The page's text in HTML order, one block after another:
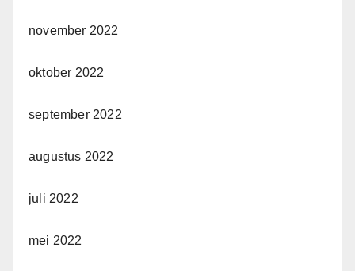
november 2022
oktober 2022
september 2022
augustus 2022
juli 2022
mei 2022